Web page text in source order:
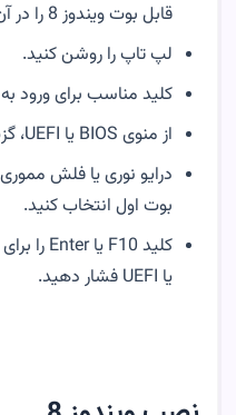
قابل بوت ویندوز 8 را در آن قرار دهید.
لپ تاپ را روشن کنید.
کلید مناسب برای ورود به BIOS یا UEFI را فشار دهید.
از منوی BIOS یا UEFI، گزینه بوت را انتخاب کنید.
بوت اول انتخاب کنید.
یا UEFI فشار دهید.